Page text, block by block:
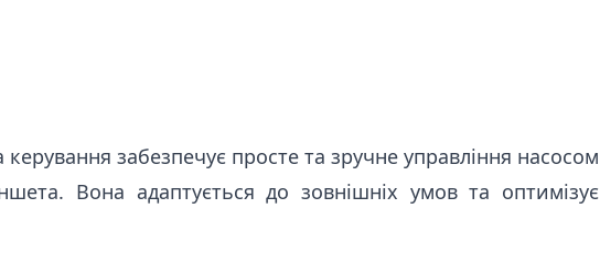
керування забезпечує просте та зручне управління насосом
Вона адаптується до зовнішніх умов та оптимізує